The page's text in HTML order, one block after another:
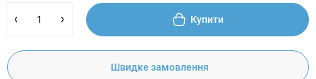
Купити
Швидке замовлення